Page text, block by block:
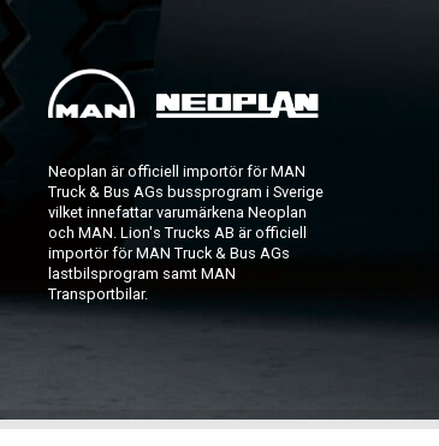
Neoplan är officiell importör för MAN
Truck & Bus AGs bussprogram i Sverige
vilket innefattar varumärkena Neoplan
och MAN. Lion's Trucks AB är officiell
importör för MAN Truck & Bus AGs
lastbilsprogram samt MAN
Transportbilar.